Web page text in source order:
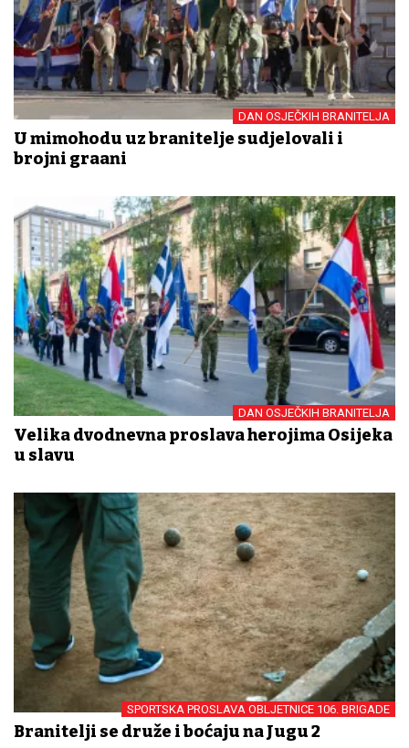
DAN OSJEČKIH BRANITELJA
U mimohodu uz branitelje sudjelovali i
brojni građani
DAN OSJEČKIH BRANITELJA
Velika dvodnevna proslava herojima Osijeka
u slavu
SPORTSKA PROSLAVA OBLJETNICE 106. BRIGADE
Branitelji se druže i boćaju na Jugu 2